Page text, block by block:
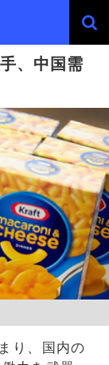
、中国需
り、国内の